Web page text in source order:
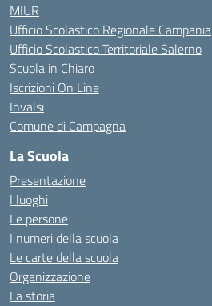
MIUR
Ufficio Scolastico Regionale Campania
Ufficio Scolastico Territoriale Salerno
Scuola in Chiaro
Iscrizioni On Line
Invalsi
Comune di Campagna
La Scuola
Presentazione
I luoghi
Le persone
I numeri della scuola
Le carte della scuola
Organizzazione
La storia